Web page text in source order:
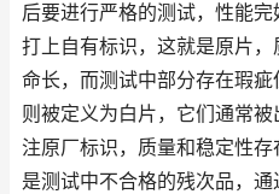
后要进行严格的测试，性能
打上自有标识，这就是原片
命长，而测试中部分存在瑕疵
则被定义为白片，它们通常
注原厂标识，质量和稳定性
是测试中不合格的残次品，